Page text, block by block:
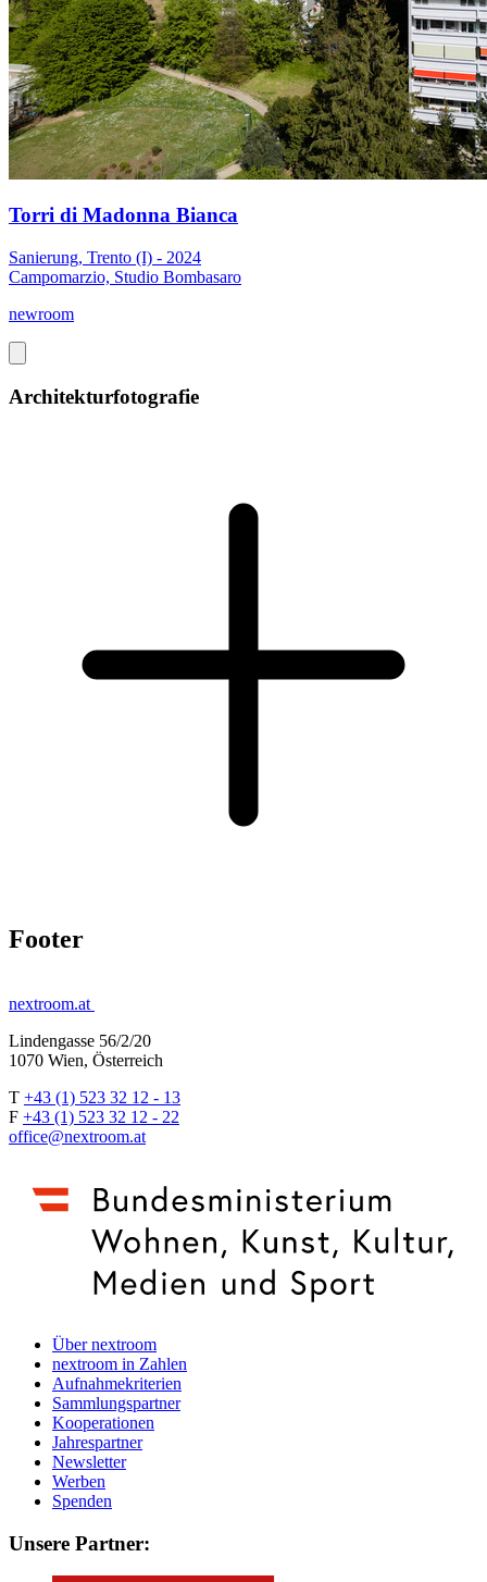
Torri di Madonna Bianca
Sanierung, Trento (I) - 2024
Campomarzio, Studio Bombasaro
newroom
Architekturfotografie
Footer
nextroom.at
Lindengasse 56/2/20
1070 Wien, Österreich
T +43 (1) 523 32 12 - 13
F +43 (1) 523 32 12 - 22
office@nextroom.at
Über nextroom
nextroom in Zahlen
Aufnahmekriterien
Sammlungspartner
Kooperationen
Jahrespartner
Newsletter
Werben
Spenden
Unsere Partner: